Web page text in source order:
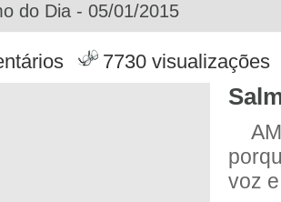
do Dia - 05/01/2015
7730 visualizações
voz